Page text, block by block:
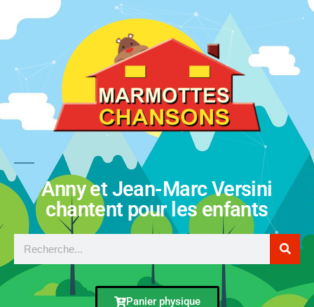
Anny et Jean-Marc Versini
chantent pour les enfants
Panier physique